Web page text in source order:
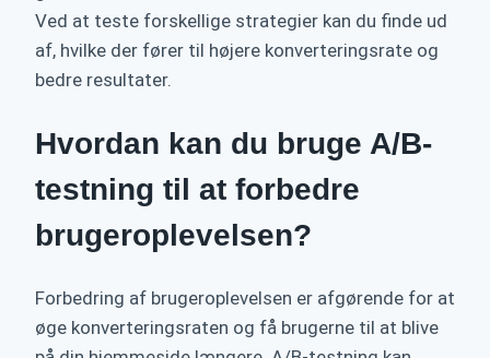
Ved at teste forskellige strategier kan du finde ud
af, hvilke der fører til højere konverteringsrate og
bedre resultater.
Hvordan kan du bruge A/B-
testning til at forbedre
brugeroplevelsen?
Forbedring af brugeroplevelsen er afgørende for at
øge konverteringsraten og få brugerne til at blive